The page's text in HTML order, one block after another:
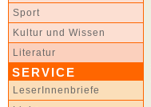
Sport
Kultur und Wissen
Literatur
SERVICE
LeserInnenbriefe